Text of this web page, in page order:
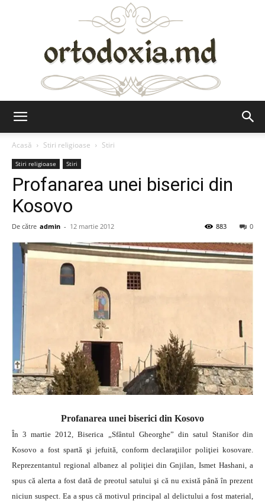
Acasă
Stiri religioase Stiri
Stiri religioase Stiri
Profanarea unei biserici din
Kosovo
De către admin - 12 martie 2012 0
883
Profanarea unei biserici din Kosovo
În 3 martie 2012, Biserica „Sfântul Gheorghe” din satul Stanišor din
Kosovo a fost spartă şi jefuită, conform declaraţiilor poliţiei kosovare.
Reprezentantul regional albanez al poliţiei din Gnjilan, Ismet Hashani, a
spus că alerta a fost dată de preotul satului şi că nu există până în prezent
niciun suspect. Ea a spus că motivul principal al delictului a fost material,